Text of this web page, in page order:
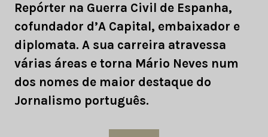
Repórter na Guerra Civil de Espanha,
cofundador d’A Capital, embaixador e
diplomata. A sua carreira atravessa
várias áreas e torna Mário Neves num
dos nomes de maior destaque do
Jornalismo português.